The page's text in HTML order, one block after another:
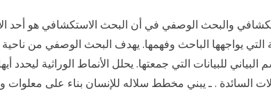
والبحث الوصفي في أن البحث الاستكشافي هو أحد
التي يواجهها الباحث وفهمها. يهدف البحث الوصفي من
للبيانات التي جمعتها. يحلل الأنماط الوراثية ليحدد
السائدة . ـ يبني مخطط سلاله للإنسان بناء على معلوات